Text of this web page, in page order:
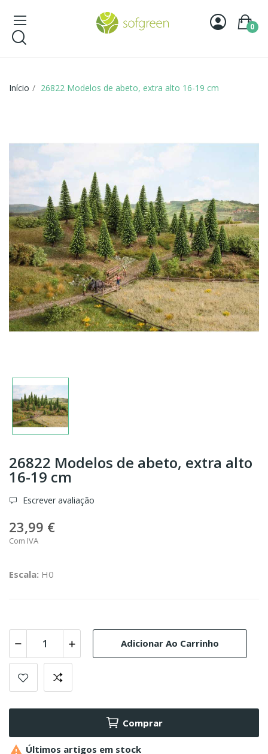
0
Início 26822 Modelos de abeto, extra alto 16-19 cm
26822 Modelos de abeto, extra alto
16-19 cm
Escrever avaliação
23,99 €
Com IVA
Escala: H0
Adicionar Ao Carrinho
Comprar
 Últimos artigos em stock